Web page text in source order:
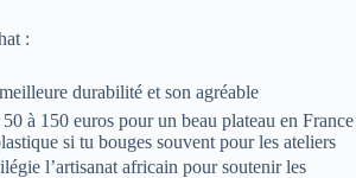
:
durabilité et son agréable
à 150 euros pour un beau plateau en France
si tu bouges souvent pour les ateliers
l’artisanat africain pour soutenir les